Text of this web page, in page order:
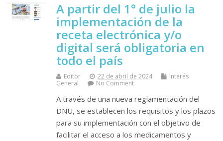
A partir del 1° de julio la
implementación de la
receta electrónica y/o
digital será obligatoria en
todo el país
Editor 22 de abril de 2024
Interés
General
No Comment
A través de una nueva reglamentación del
DNU, se establecen los requisitos y los plazos
para su implementación con el objetivo de
facilitar el acceso a los medicamentos y